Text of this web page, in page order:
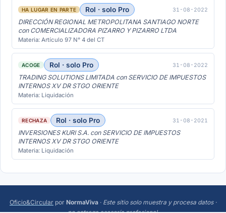
HA LUGAR EN PARTE Rol · solo Pro 31-08-2022
DIRECCIÓN REGIONAL METROPOLITANA SANTIAGO NORTE
con COMERCIALIZADORA PIZARRO Y PIZARRO LTDA
Materia: Artículo 97 N° 4 del CT
ACOGE Rol · solo Pro 31-08-2022
TRADING SOLUTIONS LIMITADA con SERVICIO DE IMPUESTOS
INTERNOS XV DR STGO ORIENTE
Materia: Liquidación
RECHAZA Rol · solo Pro 31-08-2021
INVERSIONES KURI S.A. con SERVICIO DE IMPUESTOS
INTERNOS XV DR STGO ORIENTE
Materia: Liquidación
Oficio&Circular por NormaViva · Este sitio solo muestra y procesa datos ·